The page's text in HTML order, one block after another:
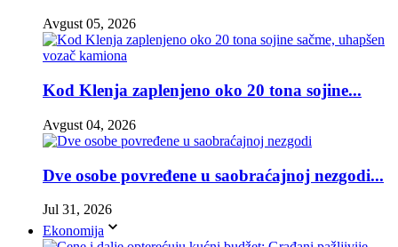
Avgust 05, 2026
Kod Klenja zaplenjeno oko 20 tona sojine...
Avgust 04, 2026
Dve osobe povređene u saobraćajnoj nezgodi...
Jul 31, 2026
Ekonomija